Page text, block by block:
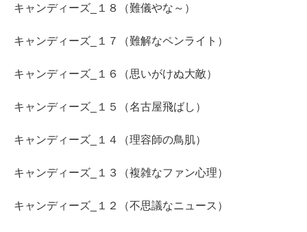
キャンディーズ_１８（難儀やな～）
キャンディーズ_１７（難解なペンライト）
キャンディーズ_１６（思いがけぬ大敵）
キャンディーズ_１５（名古屋飛ばし）
キャンディーズ_１４（理容師の鳥肌）
キャンディーズ_１３（複雑なファン心理）
キャンディーズ_１２（不思議なニュース）